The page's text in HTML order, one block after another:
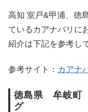
高知 室戸&甲浦、徳
ているカアナパリに
紹介は下記を参考し
参考サイト： カアナ
徳島県 牟岐町
グ